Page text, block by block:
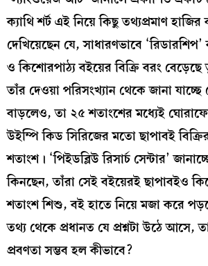
ক্যাথি শর্ট এই নিয়ে কিছু তথ্যপ্রমাণ
দেখিয়েছেন যে, সাধারণভাবে
ও কিশোরপাঠ্য বইয়ের বিক্রি বরং
তাঁর দেওয়া পরিসংখ্যান থেকে জানা
বাড়লেও, তা ২৫ শতাংশের মধ্যেই
উইম্পি কিড সিরিজের মতো ছাপাবই
শতাংশ। ‘পিইডব্লিউ রিসার্চ সেন্টার’
কিনছেন, তাঁরা সেই বইয়েরই ছাপাবইও
শতাংশ শিশু, বই হাতে নিয়ে মজা করে
তথ্য থেকে প্রধানত যে প্রশ্নটা উঠে আসে,
প্রবণতা সম্ভব হল কীভাবে?